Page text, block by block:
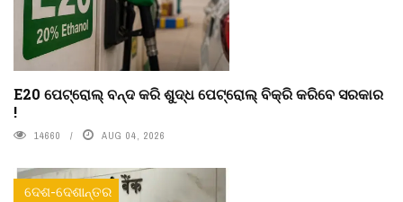
E20 ପେଟ୍ରୋଲ୍ ବନ୍ଦ କରି ଶୁଦ୍ଧ ପେଟ୍ରୋଲ୍ ବିକ୍ରି କରିବେ ସରକାର
!
14660 AUG 04, 2026
ଦେଶ-ଦେଶାନ୍ତର